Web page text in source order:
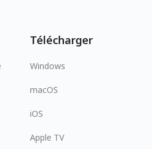
Télécharger
Windows
macOS
iOS
Apple TV